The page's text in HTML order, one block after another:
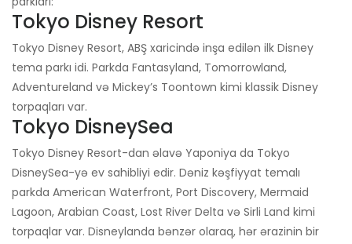
Tokyo Disney Resort
Tokyo Disney Resort, ABŞ xaricində inşa edilən ilk Disney
tema parkı idi. Parkda Fantasyland, Tomorrowland,
Adventureland və Mickey’s Toontown kimi klassik Disney
torpaqları var.
Tokyo DisneySea
Tokyo Disney Resort-dan əlavə Yaponiya da Tokyo
DisneySea-yə ev sahibliyi edir. Dəniz kəşfiyyat temalı
parkda American Waterfront, Port Discovery, Mermaid
Lagoon, Arabian Coast, Lost River Delta və Sirli Land kimi
torpaqlar var. Disneylanda bənzər olaraq, hər ərazinin bir